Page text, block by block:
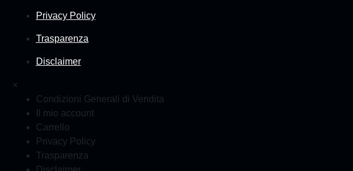
Privacy Policy
Trasparenza
Disclaimer
×
Condizioni Generali di Vendita
Il mio account
Carrello
Privacy Policy
Trasparenza